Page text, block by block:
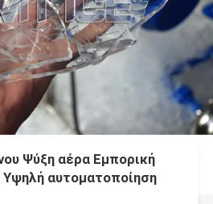
Ψύξη αέρα Εμπορική
Υψηλή αυτοματοποίηση